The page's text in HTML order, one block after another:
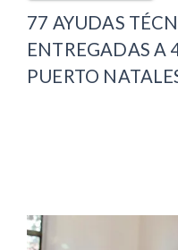
77 AYUDAS
ENTREGADAS A
PUERTO